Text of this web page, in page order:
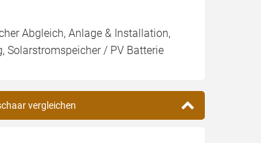
Abgleich, Anlage & Installation,
Solarstromspeicher / PV Batterie
vergleichen